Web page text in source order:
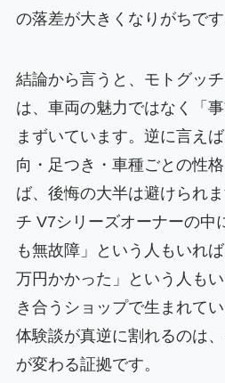
の落差が大きくなりがちです
結論から言うと、モトグッ
は、車両の魅力ではなく「
まずいています。逆に言え
向・足つき・車種ごとの性
ば、後悔の大半は避けられ
チ V7シリーズオーナーの中
も無故障」という人もいれ
万円かかった」という人も
き合うショップで生まれて
体験談が真逆に割れるのは
が変わる証拠です。